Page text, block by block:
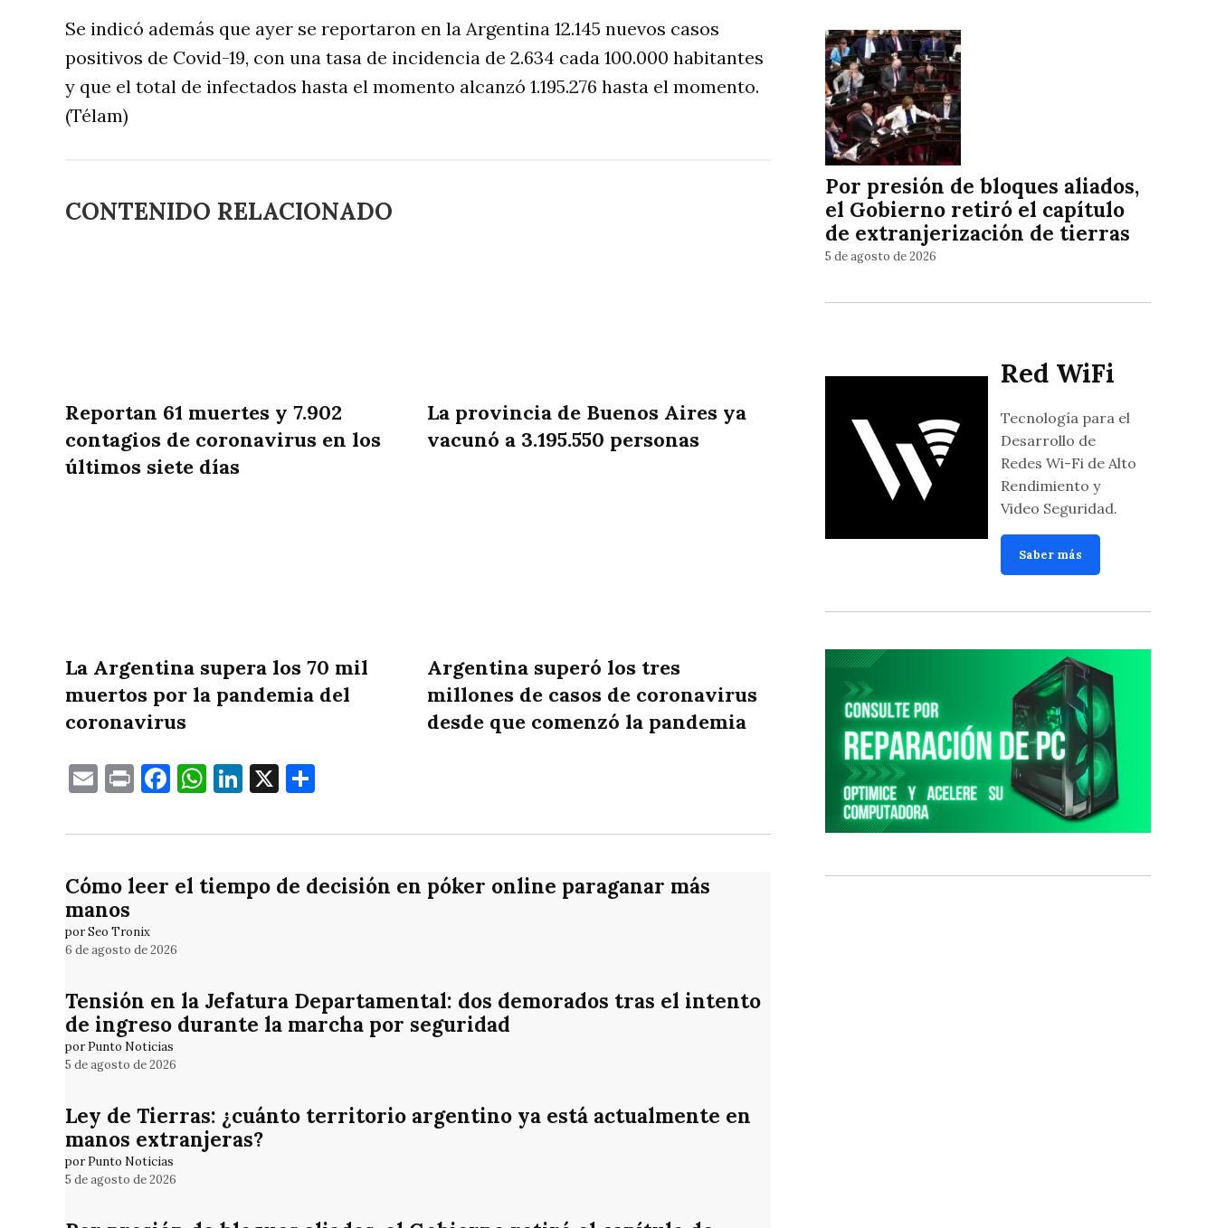
Se indicó además que ayer se reportaron en la Argentina 12.145 nuevos casos
positivos de Covid-19, con una tasa de incidencia de 2.634 cada 100.000 habitantes
y que el total de infectados hasta el momento alcanzó 1.195.276 hasta el momento.
(Télam)
CONTENIDO RELACIONADO
Reportan 61 muertes y 7.902
contagios de coronavirus en los
últimos siete días
La provincia de Buenos Aires ya
vacunó a 3.195.550 personas
La Argentina supera los 70 mil
muertos por la pandemia del
coronavirus
Argentina superó los tres
millones de casos de coronavirus
desde que comenzó la pandemia
EmailPrintFacebook
WhatsApp
LinkedIn
X
Cómo leer el tiempo de decisión en póker online paraganar más
manos
por Seo Tronix
6 de agosto de 2026
Tensión en la Jefatura Departamental: dos demorados tras el intento
de ingreso durante la marcha por seguridad
por Punto Noticias
5 de agosto de 2026
Ley de Tierras: ¿cuánto territorio argentino ya está actualmente en
manos extranjeras?
por Punto Noticias
5 de agosto de 2026
Por presión de bloques aliados,
el Gobierno retiró el capítulo
de extranjerización de tierras
5 de agosto de 2026
Red WiFi
Tecnología para el
Desarrollo de
Redes Wi-Fi de Alto
Rendimiento y
Video Seguridad.
Saber más